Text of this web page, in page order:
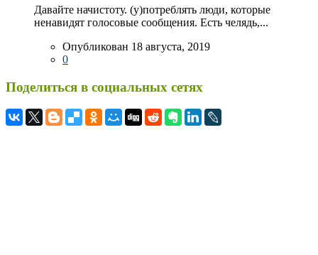
Давайте начистоту. (у)потреблять люди, которые
ненавидят голосовые сообщения. Есть челядь,...
Опубликован 18 августа, 2019
0
Поделиться в социальных сетях